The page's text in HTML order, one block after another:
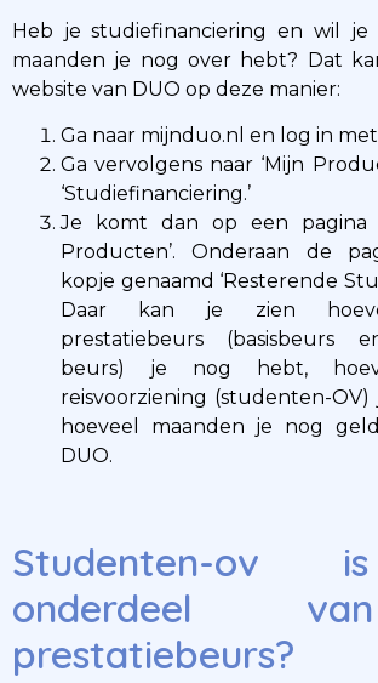
Heb je studiefinanciering en wil je
maanden je nog over hebt? Dat
website van DUO op deze manier:
Ga naar mijnduo.nl en log in met
Ga vervolgens naar ‘Mijn
‘Studiefinanciering.’
Je komt dan op een pagina
Producten’. Onderaan de
kopje genaamd ‘Resterende
Daar kan je zien
prestatiebeurs (basisbeurs
beurs) je nog hebt,
reisvoorziening (studenten-
hoeveel maanden je nog
DUO.
Studenten-ov
onderdeel
prestatiebeurs?